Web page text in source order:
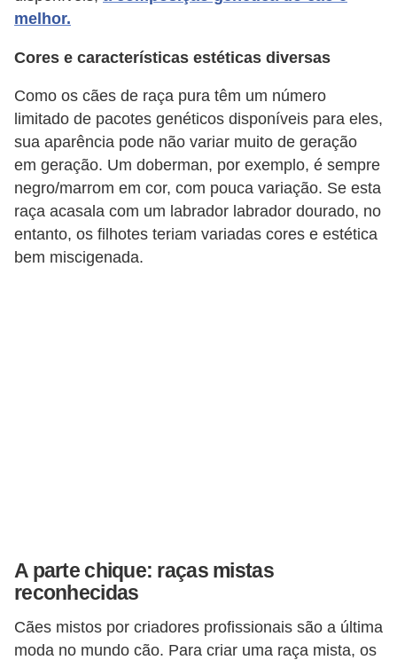
melhor.
Cores e características estéticas diversas
Como os cães de raça pura têm um número
limitado de pacotes genéticos disponíveis para eles,
sua aparência pode não variar muito de geração
em geração. Um doberman, por exemplo, é sempre
negro/marrom em cor, com pouca variação. Se esta
raça acasala com um labrador labrador dourado, no
entanto, os filhotes teriam variadas cores e estética
bem miscigenada.
A parte chique: raças mistas
reconhecidas
Cães mistos por criadores profissionais são a última
moda no mundo cão. Para criar uma raça mista, os
c
a
n
i
n
s
G
s
P
e